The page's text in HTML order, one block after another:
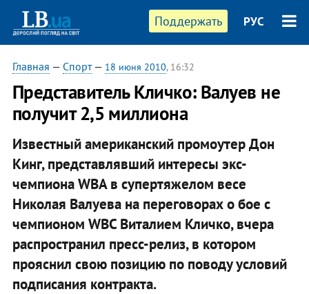
Поддержать РУС
Главная — Спорт— 18 июня 2010, 16:32
Представитель Кличко: Валуев не
получит 2,5 миллиона
Известный американский промоутер Дон
Кинг, представлявший интересы экс-
чемпиона WBA в супертяжелом весе
Николая Валуева на переговорах о бое с
чемпионом WBC Виталием Кличко, вчера
распространил пресс-релиз, в котором
прояснил свою позицию по поводу условий
подписания контракта.